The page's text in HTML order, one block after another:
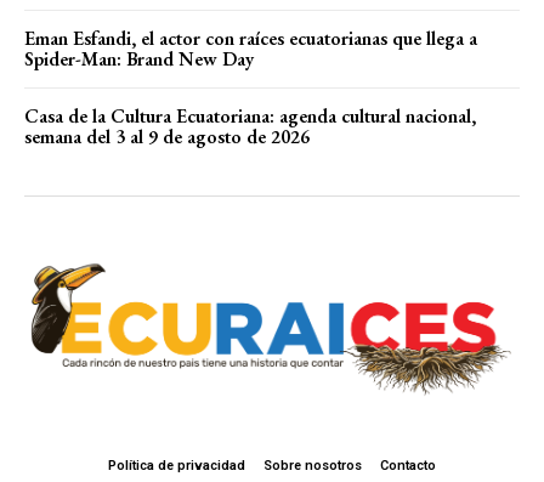
Eman Esfandi, el actor con raíces ecuatorianas que llega a
Spider-Man: Brand New Day
Casa de la Cultura Ecuatoriana: agenda cultural nacional,
semana del 3 al 9 de agosto de 2026
Política de privacidad Sobre nosotros Contacto